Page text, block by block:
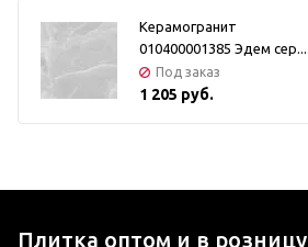
Керамогранит
010400001385 Эдем сер...
Под заказ
1 205 руб.
Плитка оптом и в розницу